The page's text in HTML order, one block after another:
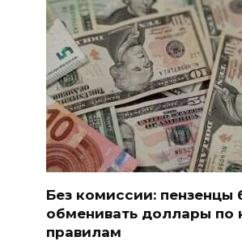
Без комиссии: пензенцы
обменивать доллары по
правилам